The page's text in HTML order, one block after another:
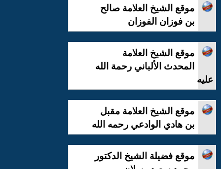
موقع الشيخ العلامة صالح
بن فوزان الفوزان
موقع الشيخ العلامة
المحدث الألباني رحمة الله
عليه
موقع الشيخ العلامة مقبل
بن هادي الوادعي رحمه الله
موقع فضيلة الشيخ الدكتور